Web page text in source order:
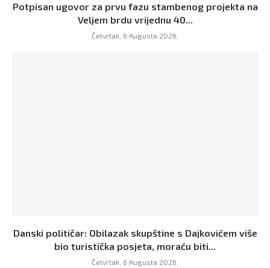
Potpisan ugovor za prvu fazu stambenog projekta na
Veljem brdu vrijednu 40...
Četvrtak, 6 Augusta 2026,
Danski političar: Obilazak skupštine s Dajkovićem više
bio turistička posjeta, moraću biti...
Četvrtak, 6 Augusta 2026,